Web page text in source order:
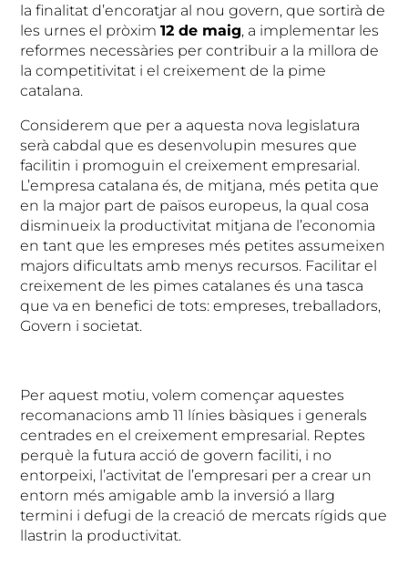
la finalitat d’encoratjar al nou govern, que sortirà de
les urnes el pròxim12 de maig, a implementar les
reformes necessàries per contribuir a la millora de
la competitivitat i el creixement de la pime
catalana.
Considerem que per a aquesta nova legislatura
serà cabdal que es desenvolupin mesures que
facilitin i promoguin el creixement empresarial.
L’empresa catalana és, de mitjana, més petita que
en la major part de països europeus, la qual cosa
disminueix la productivitat mitjana de l’economia
en tant que les empreses més petites assumeixen
majors dificultats amb menys recursos. Facilitar el
creixement de les pimes catalanes és una tasca
que va en benefici de tots: empreses, treballadors,
Govern i societat.
Per aquest motiu, volem començar aquestes
recomanacions amb 11 línies bàsiques i generals
centrades en el creixement empresarial. Reptes
perquè la futura acció de govern faciliti, i no
entorpeixi, l’activitat de l’empresari per a crear un
entorn més amigable amb la inversió a llarg
termini i defugi de la creació de mercats rígids que
llastrin la productivitat.